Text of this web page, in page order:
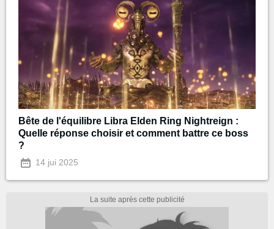
Bête de l'équilibre Libra Elden Ring Nightreign :
Quelle réponse choisir et comment battre ce boss
?
14 jui 2025